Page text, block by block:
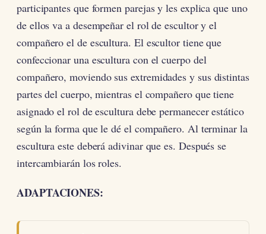
participantes que formen parejas y les explica que uno
de ellos va a desempeñar el rol de escultor y el
compañero el de escultura. El escultor tiene que
confeccionar una escultura con el cuerpo del
compañero, moviendo sus extremidades y sus distintas
partes del cuerpo, mientras el compañero que tiene
asignado el rol de escultura debe permanecer estático
según la forma que le dé el compañero. Al terminar la
escultura este deberá adivinar que es. Después se
intercambiarán los roles.
ADAPTACIONES: